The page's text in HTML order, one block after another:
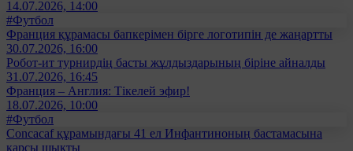
14.07.2026, 14:00
#Футбол
Франция құрамасы бапкерімен бірге логотипін де жаңартты
30.07.2026, 16:00
Робот-ит турнирдің басты жұлдыздарының біріне айналды
31.07.2026, 16:45
Франция – Англия: Тікелей эфир!
18.07.2026, 10:00
#Футбол
Concacaf құрамындағы 41 ел Инфантиноның бастамасына
қарсы шықты